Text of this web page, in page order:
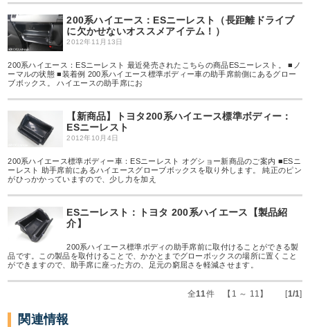
200系ハイエース：ESニーレスト（長距離ドライブ
に欠かせないオススメアイテム！）
2012年11月13日
200系ハイエース：ESニーレスト 最近発売されたこちらの商品ESニーレスト。 ■ノ
ーマルの状態 ■装着例 200系ハイエース標準ボディー車の助手席前側にあるグロー
ブボックス。 ハイエースの助手席にお
【新商品】トヨタ200系ハイエース標準ボディー：
ESニーレスト
2012年10月4日
200系ハイエース標準ボディー車：ESニーレスト オグショー新商品のご案内 ■ESニ
ーレスト 助手席前にあるハイエースグローブボックスを取り外します。 純正のピン
がひっかかっていますので、少し力を加え
ESニーレスト：トヨタ 200系ハイエース【製品紹
介】
200系ハイエース標準ボディの助手席前に取付けることができる製
品です。この製品を取付けることで、かかとまでグローボックスの場所に置くこと
ができますので、助手席に座った方の、足元の窮屈さを軽減させます。
全11件 【1 ～ 11】 [1/1]
関連情報